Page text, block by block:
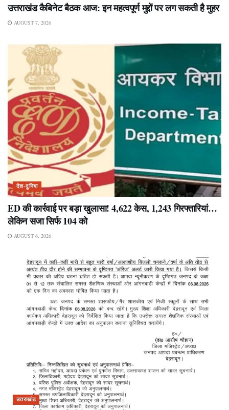
उत्तराखंड कैबिनेट बैठक आज: इन महत्वपूर्ण मुद्दों पर लग सकती है मुहर
AUGUST 7, 2026
देश-दुनिया
ED की कार्रवाई पर बड़ा खुलासा! 4,622 केस, 1,243 गिरफ्तारियां…
लेकिन सजा सिर्फ 104 को
AUGUST 6, 2026
उत्तराखंड